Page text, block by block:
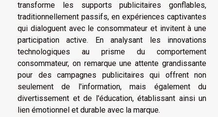
transforme les supports publicitaires gonflables,
traditionnellement passifs, en expériences captivantes
qui dialoguent avec le consommateur et invitent à une
participation active. En analysant les innovations
technologiques au prisme du comportement
consommateur, on remarque une attente grandissante
pour des campagnes publicitaires qui offrent non
seulement de l'information, mais également du
divertissement et de l'éducation, établissant ainsi un
lien émotionnel et durable avec la marque.